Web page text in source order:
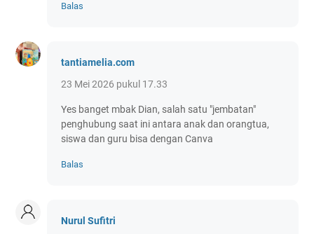
Balas
tantiamelia.com
23 Mei 2026 pukul 17.33
Yes banget mbak Dian, salah satu "jembatan"
penghubung saat ini antara anak dan orangtua,
siswa dan guru bisa dengan Canva
Balas
Nurul Sufitri